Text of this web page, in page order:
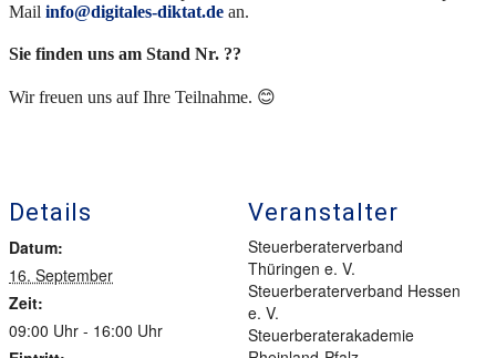
Mail info@digitales-diktat.de an.
Sie finden uns am Stand Nr. ??
Wir freuen uns auf Ihre Teilnahme. 😊
Details
Datum:
16. September
Zeit:
09:00 Uhr - 16:00 Uhr
Veranstalter
Steuerberaterverband
Thüringen e. V.
Steuerberaterverband Hessen
e. V.
Steuerberaterakademie